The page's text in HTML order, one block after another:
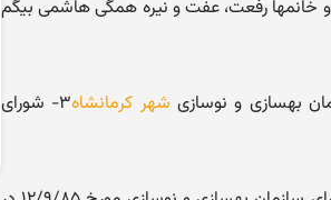
خانمها رفعت، عفت و نیره همگی هاشمی بیگم
شهر کرمانشاه ۳- شورای